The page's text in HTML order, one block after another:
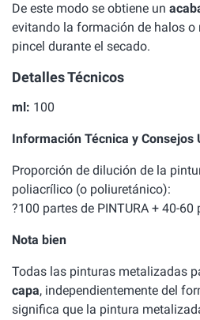
De este modo se obtiene un
evitando la formación de halos o
pincel durante el secado.
Detalles Técnicos
ml: 100
Información Técnica y Consejos
Proporción de dilución de la
poliacrílico (o poliuretánico):
?100 partes de PINTURA + 40-60
Nota bien
Todas las pinturas metalizadas
capa, independientemente del
significa que la pintura